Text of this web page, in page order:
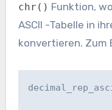
chr() Funktion,
ASCII -Tabelle in
konvertieren. Zum